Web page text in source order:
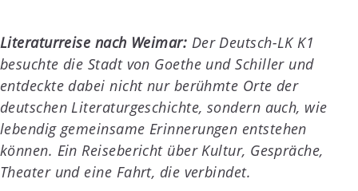
tLiteraturreise nach Weimar: Der Deutsch-LK K1
besuchte die Stadt von Goethe und Schiller und
entdeckte dabei nicht nur berühmte Orte der
deutschen Literaturgeschichte, sondern auch, wie
lebendig gemeinsame Erinnerungen entstehen
können. Ein Reisebericht über Kultur, Gespräche,
Theater und eine Fahrt, die verbindet.